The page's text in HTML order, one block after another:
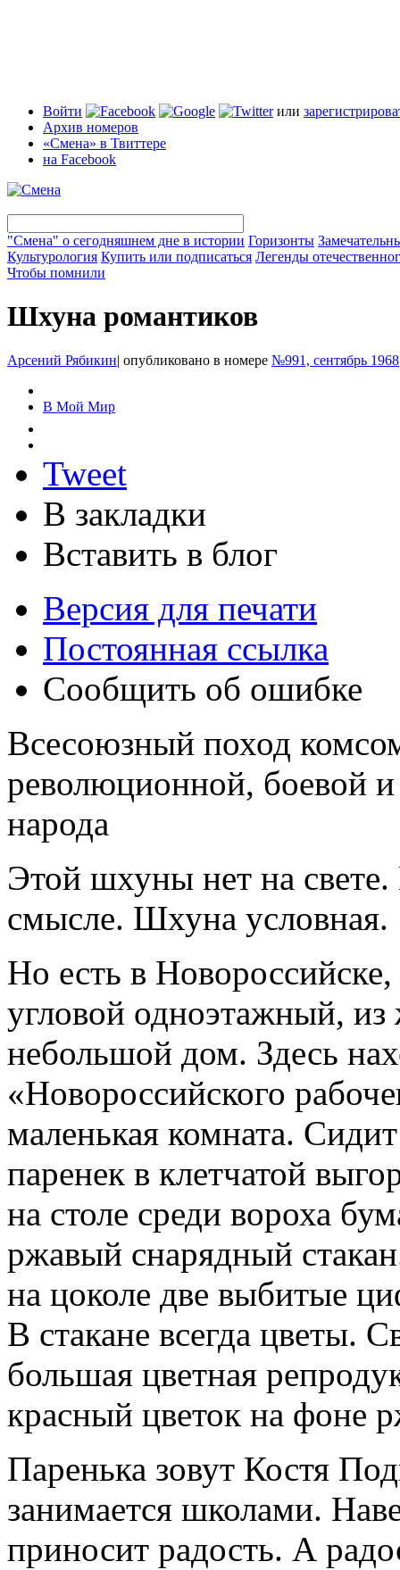
Войти или
Архив номеров
«Смена» в Твиттере
на Facebook
"Смена" о сегодняшнем дне в истории Горизонты
Культурология Купить или подписаться Легенды
Чтобы помнили
Шхуна романтиков
Арсений Рябикин| опубликовано в номере №991, сентябрь 1968
В Мой Мир
Tweet
В закладки
Вставить в блог
Версия для печати
Постоянная ссылка
Сообщить об ошибке
Всесоюзный поход
революционной, боевой и
народа
Этой шхуны нет на
смысле. Шхуна условная.
Но есть в
угловой одноэтажный,
небольшой дом. Здесь
«Новороссийского
маленькая комната.
паренек в клетчатой
на столе среди вороха
ржавый снарядный
на цоколе две выбитые
В стакане всегда цветы.
большая цветная
красный цветок на фоне
Паренька зовут Костя
занимается школами.
приносит радость. А